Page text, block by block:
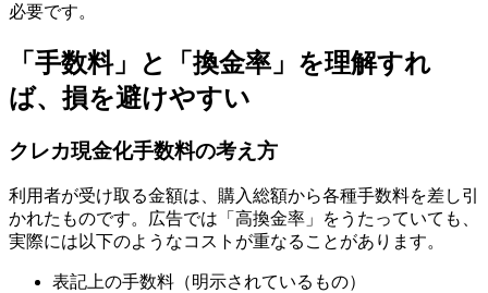
必要です。
「手数料」と「換金率」を理解すれ
ば、損を避けやすい
クレカ現金化手数料の考え方
利用者が受け取る金額は、購入総額から各種手数料を差し引
かれたものです。広告では「高換金率」をうたっていても、
実際には以下のようなコストが重なることがあります。
表記上の手数料（明示されているもの）